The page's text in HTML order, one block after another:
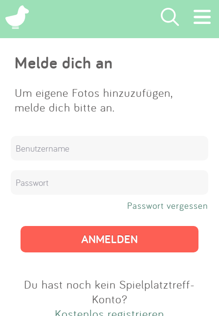
×
Suchen
Eintragen
App
Melde dich an
Um eigene Fotos hinzuzufügen,
melde dich bitte an.
Passwort vergessen
Du hast noch kein Spielplatztreff-
Konto?